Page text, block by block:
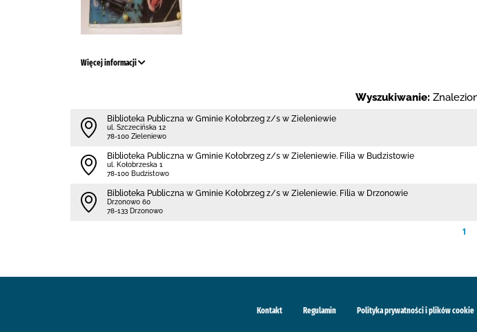
Więcej informacji
Wyszukiwanie:
Biblioteka Publiczna w Gminie Kołobrzeg z/s w Zieleniewie
ul. Szczecińska 12
78-100 Zieleniewo
Biblioteka Publiczna w Gminie Kołobrzeg z/s w Zieleniewie. Filia w Budzistowie
ul. Kołobrzeska 1
78-100 Budzistowo
Biblioteka Publiczna w Gminie Kołobrzeg z/s w Zieleniewie. Filia w Drzonowie
Drzonowo 60
78-133 Drzonowo
1
Kontakt Regulamin Polityka prywatności i plików cookie